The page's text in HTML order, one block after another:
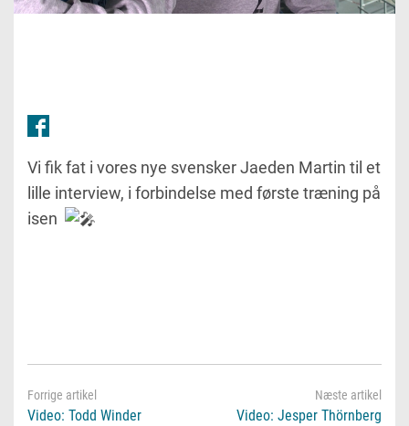
Vi fik fat i vores nye svensker Jaeden Martin til et
lille interview, i forbindelse med første træning på
isen
Video: Todd Winder Video: Jesper Thörnberg